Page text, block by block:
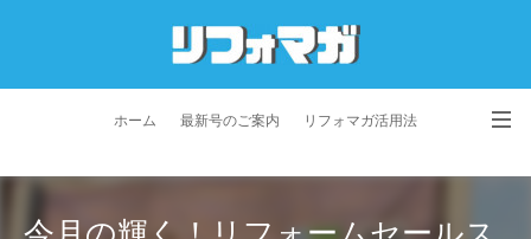
ホーム 最新号のご案内 リフォマガ活用法
今月の輝く！リフォームセールス